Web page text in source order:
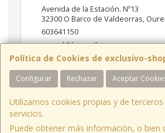
Política de Cookies de exclusivo-
Configurar Rechazar Aceptar
Utilizamos cookies propias y de
servicios.
Puede obtener más información, o bien
Avenida de la Estación. Nº13
32300 O Barco de Valdeorras,
603641150
pc-red@hotmail.es
Horario
10:00- 13:30 / 17:00- 20:30